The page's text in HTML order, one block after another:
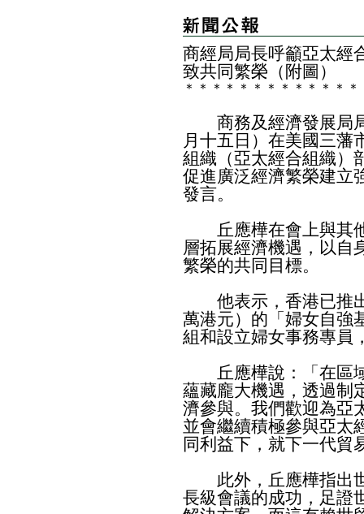
商經局局長呼籲亞太經
致共同繁榮（附圖）
＊ ＊ ＊ ＊ ＊ ＊ ＊ ＊ ＊ ＊ ＊ ＊ ＊
商務及經濟發展局局
月十五日）在美國三藩
組織（亞太經合組織）
促進廣泛經濟繁榮建立
發言。
丘應樺在會上與其他
層拓展經濟機遇，以自
繁榮的共同目標。
他表示，香港已推出
萬港元）的「婦女自強
組和設立婦女事務專員
丘應樺說：「在區域
蘊藏龐大機遇，透過制
濟參與。我們歡迎為亞
並會繼續積極參與亞太
同利益下，就下一代貿
此外，丘應樺指出世
長級會議的成功，足證